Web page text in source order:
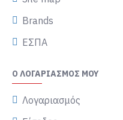
Brands
ΕΣΠΑ
Ο ΛΟΓΑΡΙΑΣΜΌΣ ΜΟΥ
Λογαριασμός